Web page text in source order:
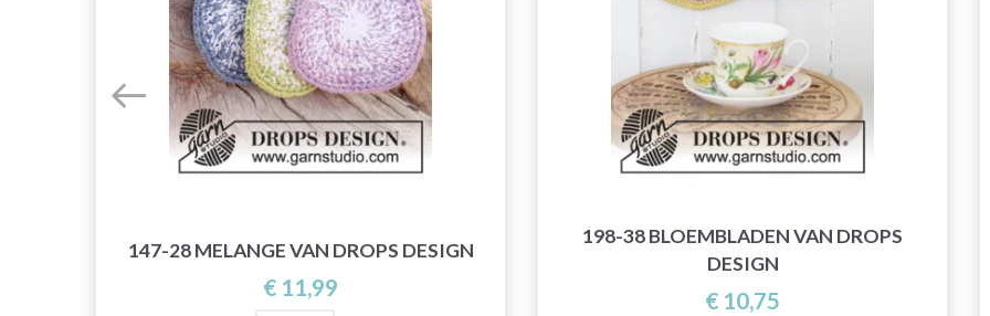
147-28 MELANGE VAN DROPS DESIGN
€ 11,99
198-38 BLOEMBLADEN VAN DROPS
DESIGN
€ 10,75